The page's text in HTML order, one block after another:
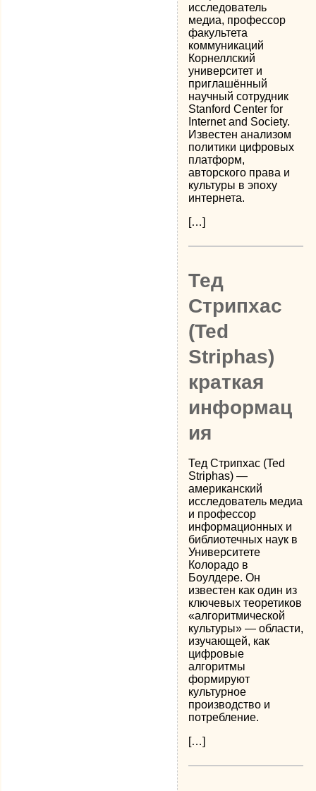
исследователь
медиа, профессор
факультета
коммуникаций
Корнеллский
университет и
приглашённый
научный сотрудник
Stanford Center for
Internet and Society.
Известен анализом
политики цифровых
платформ,
авторского права и
культуры в эпоху
интернета.
[…]
Тед
Стрипхас
(Ted
Striphas)
краткая
информац
ия
Тед Стрипхас (Ted
Striphas) —
американский
исследователь медиа
и профессор
информационных и
библиотечных наук в
Университете
Колорадо в
Боулдере. Он
известен как один из
ключевых теоретиков
«алгоритмической
культуры» — области,
изучающей, как
цифровые
алгоритмы
формируют
культурное
производство и
потребление.
[…]